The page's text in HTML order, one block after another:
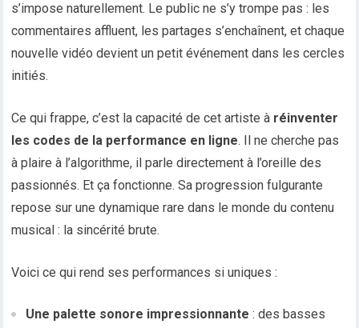
s’impose naturellement. Le public ne s’y trompe pas : les
commentaires affluent, les partages s’enchaînent, et chaque
nouvelle vidéo devient un petit événement dans les cercles
initiés.
Ce qui frappe, c’est la capacité de cet artiste à réinventer
les codes de la performance en ligne. Il ne cherche pas
à plaire à l’algorithme, il parle directement à l’oreille des
passionnés. Et ça fonctionne. Sa progression fulgurante
repose sur une dynamique rare dans le monde du contenu
musical : la sincérité brute.
Voici ce qui rend ses performances si uniques :
Une palette sonore impressionnante : des basses